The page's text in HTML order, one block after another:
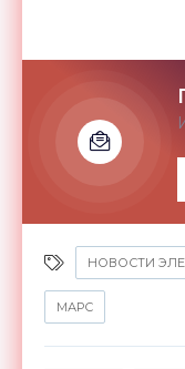
НОВОСТИ
МАРС